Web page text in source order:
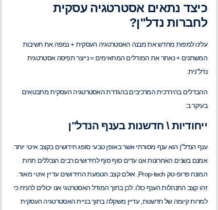
כיצד נתאים אסטרטגיה עסקית
לחברות נדל"ן?
עלינו למפות מחדש את מבנה האסטרטגיה העסקית + נמפה את חשיבות
המשתנים + נאתר את המודלים המתאימים = נייצר תפיסה אסטרטגית
נדל"נית.
ההבדלים בהיררכית המרכיבים בהגדרת האסטרטגיה העסקית מתבטאים
בעיקר ב:
ייחודיות \ חדשנות בענף הנדל"ן
ענף הנדל"ן הוא ענף מסורתי אשר באופן טבעי סופג חידושים בקצב איטי יותר.
אמנם בשנים האחרונות אנו עדים סוף סוף לחידושים רבים הנכללים תחת
המונח פרופ-טק Prop-tech, אולם קצב הטמעת החידושים עדיין איטי מאוד.
זהו קצב התנהלות הענף כולו. לכן בתוך המודל האסטרטגי אנו יכולים להניח כי
למרות קיומה של חדשנות, עדיין משקלה בתוך בניית האסטרטגיה העסקית